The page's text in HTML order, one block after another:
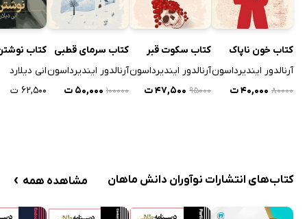
کتاب خون ناپاک
آرنالدور ایندیرداسون
۸۰۰۰۰ ۴۰,۰۰۰ ت
کتاب سکوت قبر
آرنالدور ایندیرداسون
۹۵۰۰۰ ۴۷,۵۰۰ ت
کتاب سرمای قطبی
آرنالدور ایندیرداسون
۱۰۰۰۰۰ ۵۰,۰۰۰ ت
کتاب
انی دیلارد
۶۲,۵۰۰ ت
کتاب‌های انتشارات نوآوران دانش ماهان مشاهده همه ›